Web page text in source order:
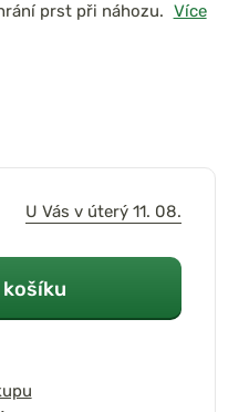
prst při náhozu. Více
U Vás v úterý 11. 08.